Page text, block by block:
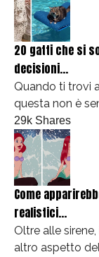
20 gatti che si
decisioni...
Quando ti trovi
questa non è
29k Shares
Come
realistici...
Oltre alle sirene,
altro aspetto